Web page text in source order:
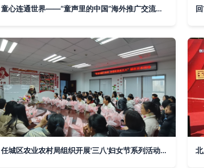
童心连通世界——“童声里的中国”海外推广交流活动启动
任城区农业农村局组织开展'三八'妇女节系列活动——凝聚巾帼力量，共促文化传承